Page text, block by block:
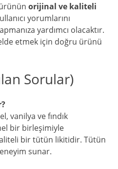
orijinal ve kaliteli
yorumlarını
yardımcı olacaktır.
etmek için doğru ürünü
Sorular)
vanilya ve fındık
bir birleşimiyle
bir tütün likitidir. Tütün
sunar.